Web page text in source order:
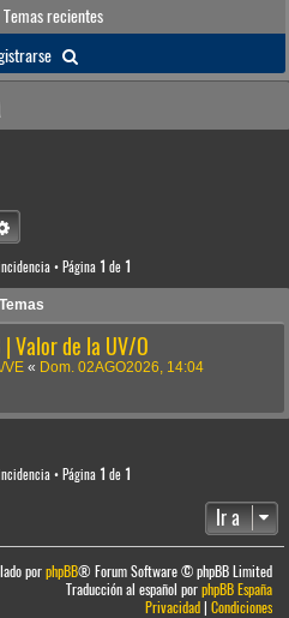
Temas recientes
u
Búsqueda avanzada
• Página 1 de 1
Temas
Valor de la UV/O
VE « Dom. 02AGO2026, 14:04
• Página 1 de 1
Ir a
porphpBB® Forum Software © phpBB Limited
Traducción al español porphpBB España
Privacidad|Condiciones